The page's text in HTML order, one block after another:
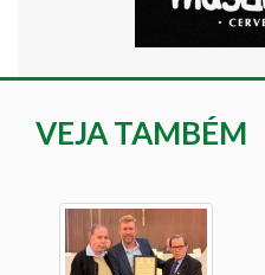
VEJA TAMBÉM